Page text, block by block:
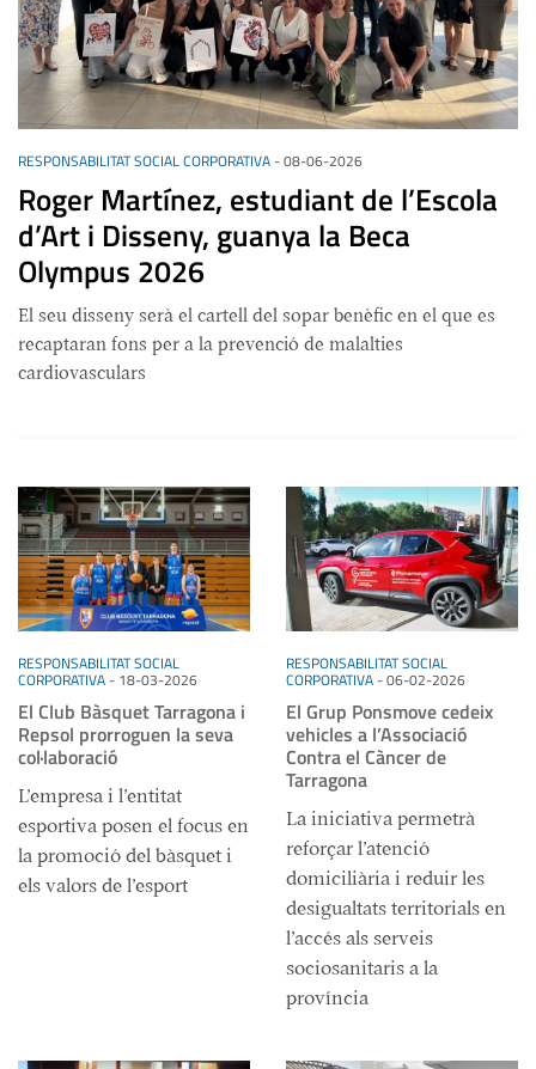
RESPONSABILITAT SOCIAL CORPORATIVA-08-06-2026
Roger Martínez, estudiant de l’Escola
d’Art i Disseny, guanya la Beca
Olympus 2026
El seu disseny serà el cartell del sopar benèfic en el que es
recaptaran fons per a la prevenció de malalties
cardiovasculars
RESPONSABILITAT SOCIAL
CORPORATIVA- 18-03-2026
El Club Bàsquet Tarragona i
Repsol prorroguen la seva
col·laboració
L’empresa i l’entitat
esportiva posen el focus en
la promoció del bàsquet i
els valors de l’esport
RESPONSABILITAT SOCIAL
CORPORATIVA-06-02-2026
El Grup Ponsmove cedeix
vehicles a l’Associació
Contra el Càncer de
Tarragona
La iniciativa permetrà
reforçar l’atenció
domiciliària i reduir les
desigualtats territorials en
l’accés als serveis
sociosanitaris a la
província